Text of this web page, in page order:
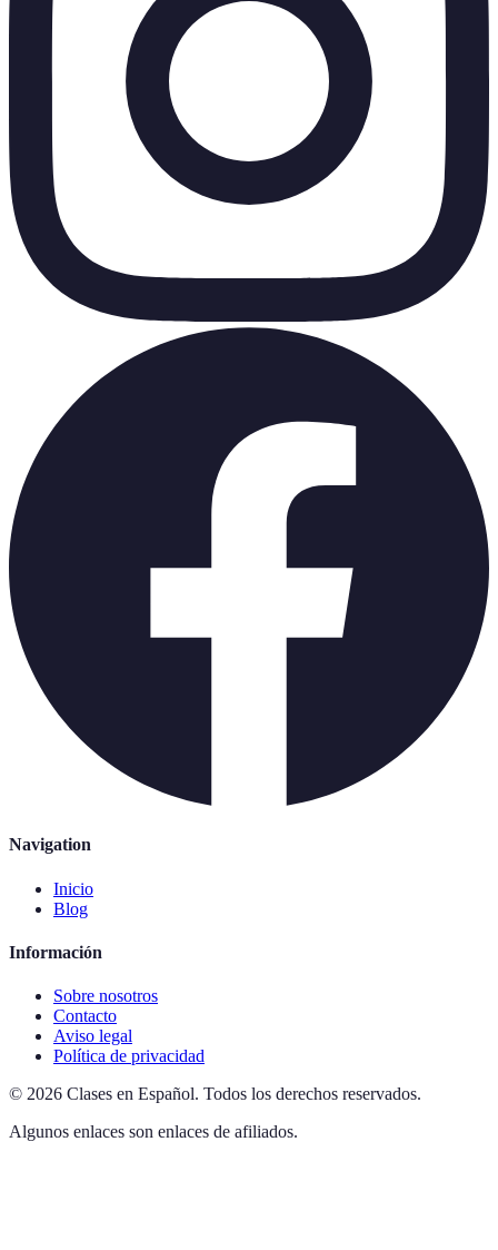
Navigation
Inicio
Blog
Información
Sobre nosotros
Contacto
Aviso legal
Política de privacidad
© 2026 Clases en Español. Todos los derechos reservados.
Algunos enlaces son enlaces de afiliados.